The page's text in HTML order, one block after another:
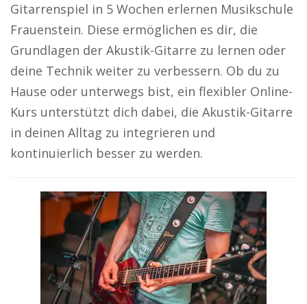
Gitarrenspiel in 5 Wochen erlernen Musikschule
Frauenstein. Diese ermöglichen es dir, die
Grundlagen der Akustik-Gitarre zu lernen oder
deine Technik weiter zu verbessern. Ob du zu
Hause oder unterwegs bist, ein flexibler Online-
Kurs unterstützt dich dabei, die Akustik-Gitarre
in deinen Alltag zu integrieren und
kontinuierlich besser zu werden.